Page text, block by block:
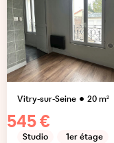
Vitry-sur-Seine 20m²
545 €
Studio 1er étage